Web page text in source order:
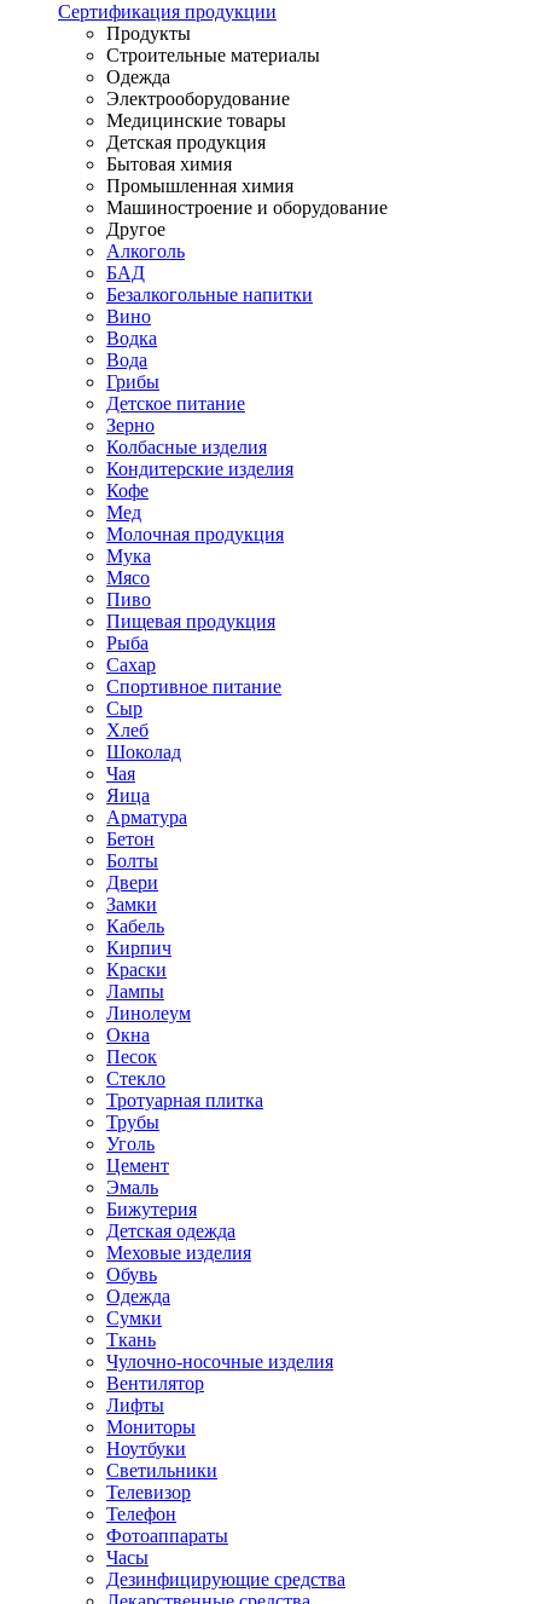
Сертификация продукции
Продукты
Строительные материалы
Одежда
Электрооборудование
Медицинские товары
Детская продукция
Бытовая химия
Промышленная химия
Машиностроение и оборудование
Другое
Алкоголь
БАД
Безалкогольные напитки
Вино
Водка
Вода
Грибы
Детское питание
Зерно
Колбасные изделия
Кондитерские изделия
Кофе
Мед
Молочная продукция
Мука
Мясо
Пиво
Пищевая продукция
Рыба
Сахар
Спортивное питание
Сыр
Хлеб
Шоколад
Чая
Яица
Арматура
Бетон
Болты
Двери
Замки
Кабель
Кирпич
Краски
Лампы
Линолеум
Окна
Песок
Стекло
Тротуарная плитка
Трубы
Уголь
Цемент
Эмаль
Бижутерия
Детская одежда
Меховые изделия
Обувь
Одежда
Сумки
Ткань
Чулочно-носочные изделия
Вентилятор
Лифты
Мониторы
Ноутбуки
Светильники
Телевизор
Телефон
Фотоаппараты
Часы
Дезинфицирующие средства